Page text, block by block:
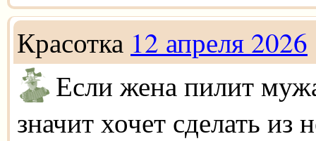
Красотка 12 апреля 2026
Если жена пилит
значит хочет сделать